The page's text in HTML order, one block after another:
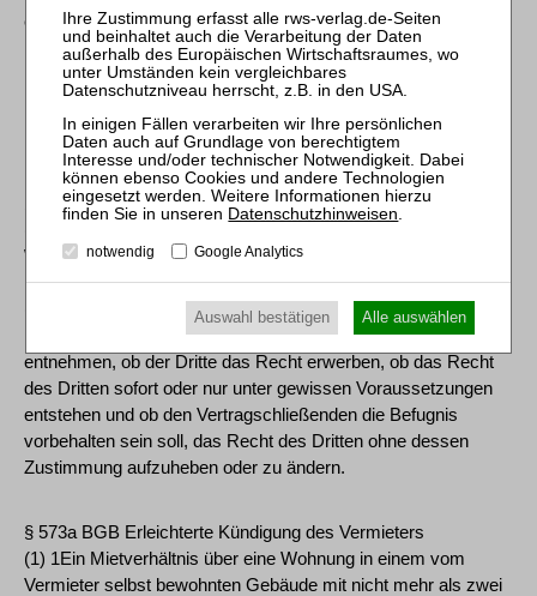
eine inhaltlich ausgewogene Regelung für den Verkauf eines
im kommunalen Eigentum stehenden, von langjährigen
Mietern bewohnten Siedlungshauses dar.
Die maßgeblichen Vorschriften lauten:
§ 328 BGB Vertrag zugunsten Dritter
Wirkung bedungen werden, dass der Dritte unmittelbar das
Recht erwirbt, die Leistung zu fordern.
(2) In Ermangelung einer besonderen Bestimmung ist aus den
Umständen, insbesondere aus dem Zwecke des Vertrags, zu
entnehmen, ob der Dritte das Recht erwerben, ob das Recht
des Dritten sofort oder nur unter gewissen Voraussetzungen
entstehen und ob den Vertragschließenden die Befugnis
vorbehalten sein soll, das Recht des Dritten ohne dessen
Zustimmung aufzuheben oder zu ändern.
§ 573a BGB Erleichterte Kündigung des Vermieters
(1) 1Ein Mietverhältnis über eine Wohnung in einem vom
Vermieter selbst bewohnten Gebäude mit nicht mehr als zwei
Datenschutzhinweisen.
notwendig Google Analytics
Auswahl bestätigen Alle auswählen